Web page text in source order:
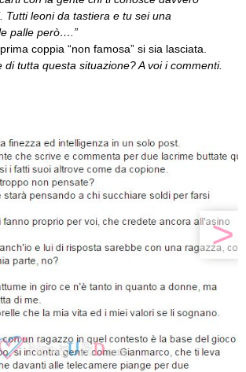
Tutti leoni da tastiera e tu sei una
palle però….”
coppia “non famosa” si sia lasciata.
di tutta questa situazione? A voi i commenti.
>